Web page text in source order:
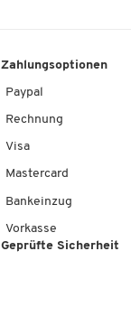
Zahlungsoptionen
Paypal
Rechnung
Visa
Mastercard
Bankeinzug
Vorkasse
Geprüfte Sicherheit